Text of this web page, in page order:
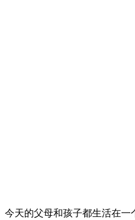
今天的父母和孩子都生活在一